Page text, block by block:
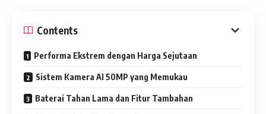
Contents
Performa Ekstrem dengan Harga Sejutaan
Sistem Kamera AI 50MP yang Memukau
Baterai Tahan Lama dan Fitur Tambahan